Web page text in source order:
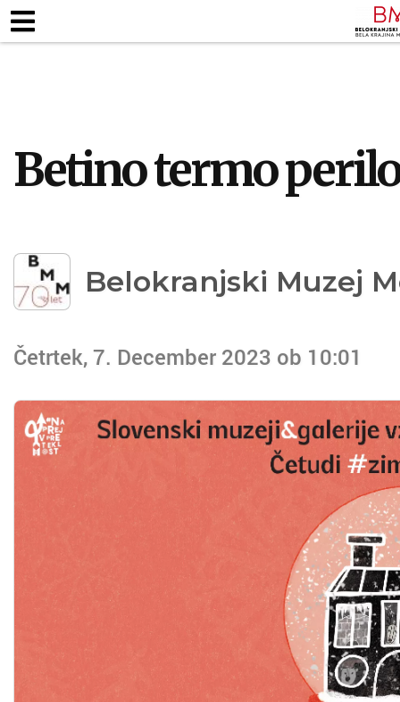
Betino termo
Belokranjski Muzej
Četrtek, 7. December 2023 ob 10:01